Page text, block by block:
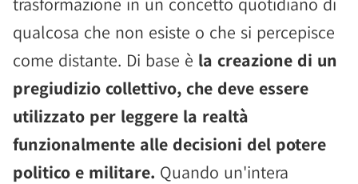
qualcosa che non esiste o che si percepisce
come distante. Di base è la creazione di un
pregiudizio collettivo, che deve essere
utilizzato per leggere la realtà
funzionalmente alle decisioni del potere
politico e militare. Quando un'intera